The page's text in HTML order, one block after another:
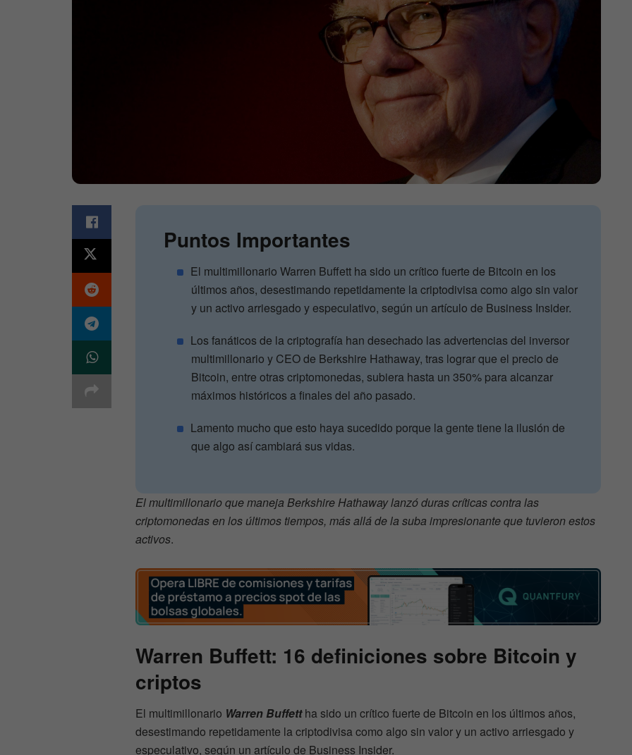
Puntos Importantes
El multimillonario Warren Buffett ha sido un crítico fuerte de Bitcoin en los
últimos años, desestimando repetidamente la criptodivisa como algo sin valor
y un activo arriesgado y especulativo, según un artículo de Business Insider.
Los fanáticos de la criptografía han desechado las advertencias del inversor
multimillonario y CEO de Berkshire Hathaway, tras lograr que el precio de
Bitcoin, entre otras criptomonedas, subiera hasta un 350% para alcanzar
máximos históricos a finales del año pasado.
Lamento mucho que esto haya sucedido porque la gente tiene la ilusión de
que algo así cambiará sus vidas.
El multimillonario que maneja Berkshire Hathaway lanzó duras críticas contra las
criptomonedas en los últimos tiempos, más allá de la suba impresionante que tuvieron estos
activos.
Warren Buffett: 16 definiciones sobre Bitcoin y
criptos
El multimillonario Warren Buffettha sido un crítico fuerte de Bitcoin en los últimos años,
desestimando repetidamente la criptodivisa como algo sin valor y un activo arriesgado y
especulativo, según un artículo de Business Insider.